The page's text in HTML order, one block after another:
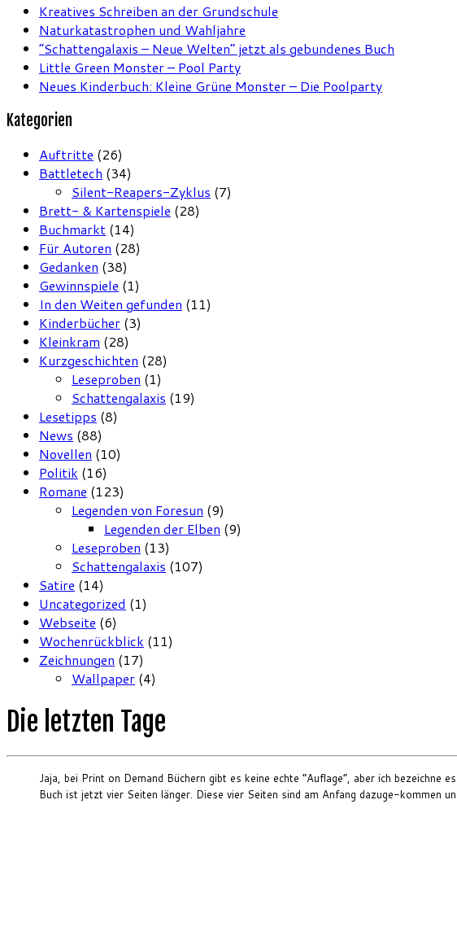
Kreatives Schreiben an der Grundschule
Naturkatastrophen und Wahljahre
“Schattengalaxis – Neue Welten” jetzt als gebundenes Buch
Little Green Monster – Pool Party
Neues Kinderbuch: Kleine Grüne Monster – Die Poolparty
Kategorien
Auftritte (26)
Battletech (34)
Silent-Reapers-Zyklus (7)
Brett- & Kartenspiele (28)
Buchmarkt (14)
Für Autoren (28)
Gedanken (38)
Gewinnspiele (1)
In den Weiten gefunden (11)
Kinderbücher (3)
Kleinkram (28)
Kurzgeschichten (28)
Leseproben (1)
Schattengalaxis (19)
Lesetipps (8)
News (88)
Novellen (10)
Politik (16)
Romane (123)
Legenden von Foresun (9)
Legenden der Elben (9)
Leseproben (13)
Schattengalaxis (107)
Satire (14)
Uncategorized (1)
Webseite (6)
Wochenrückblick (11)
Zeichnungen (17)
Wallpaper (4)
Die letzten Tage
Jaja, bei Print on Demand Büchern gibt es keine echte “Auflage”, aber ich
Buch ist jetzt vier Seiten länger. Diese vier Seiten sind am Anfang dazuge-kommen